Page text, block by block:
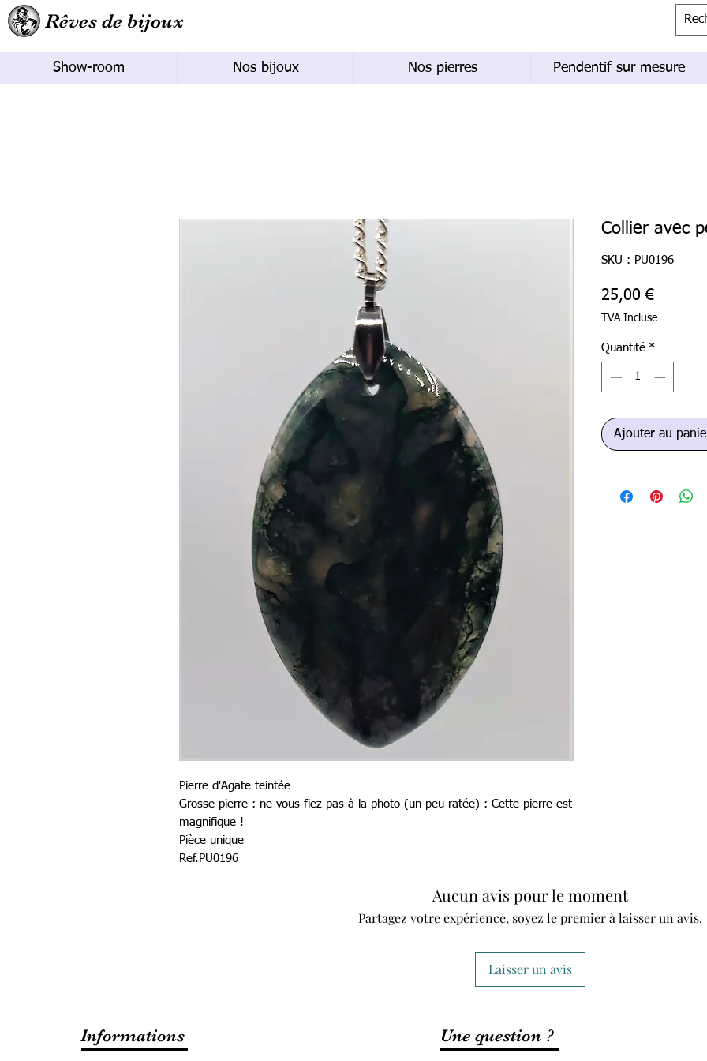
Rêves de bijoux
Show-room Nos bijoux Nos pierres Pendentif sur mesure
Pierre d'Agate teintée
Grosse pierre : ne vous fiez pas à la photo (un peu ratée) : Cette pierre est
magnifique !
Pièce unique
Ref.PU0196
Collier avec
SKU : PU0196
25,00 €Prix
TVA Incluse
Quantité *
Ajouter au
Aucun avis pour le moment
Partagez votre expérience, soyez le premier à laisser un avis.
Laisser un avis
Informations Une question ?